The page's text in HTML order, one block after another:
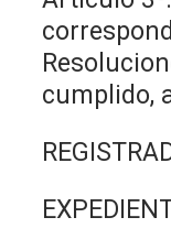
cumplido,